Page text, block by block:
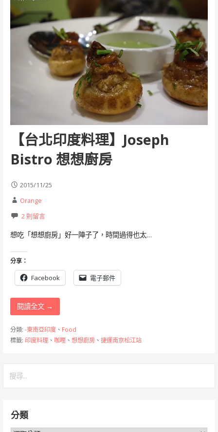
【台北印度料理】Joseph
Bistro 想想廚房
2015/11/25
Orange
2 則留言
想吃「想想廚房」好一陣子了，時間過得也太…
分享：
Facebook 電子郵件
閱讀全文 →
分類: -東南亞印度、 Food
標籤: 印度料理、 咖哩、 想想廚房、 捷運南京松江站
字:分類